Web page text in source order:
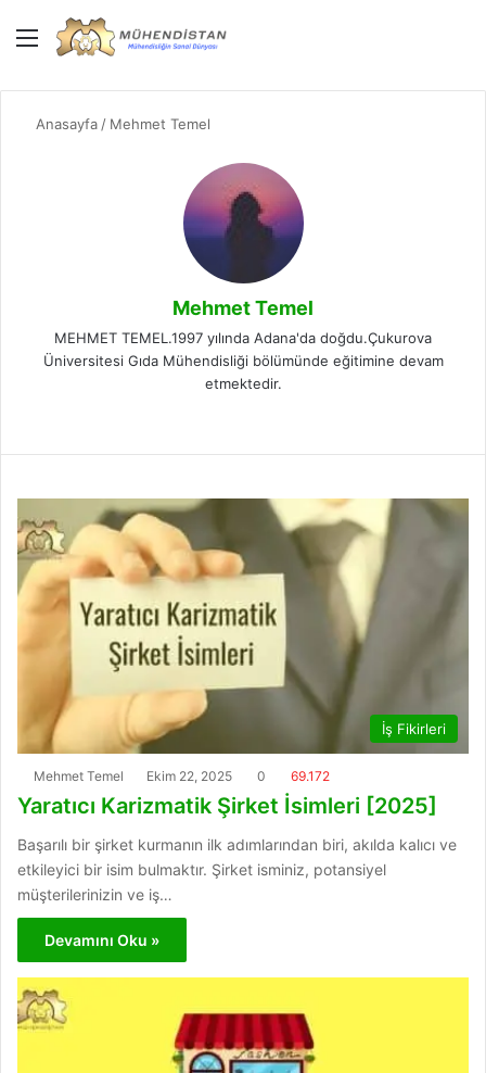
Menü
Anasayfa / Mehmet Temel
Mehmet Temel
MEHMET TEMEL.1997 yılında Adana'da doğdu.Çukurova
Üniversitesi Gıda Mühendisliği bölümünde eğitimine devam
etmektedir.
m
İş Fikirleri
Mehmet Temel Ekim 22, 2025 0 69.172
Yaratıcı Karizmatik Şirket İsimleri [2025]
Başarılı bir şirket kurmanın ilk adımlarından biri, akılda kalıcı ve
etkileyici bir isim bulmaktır. Şirket isminiz, potansiyel
müşterilerinizin ve iş…
Devamını Oku »